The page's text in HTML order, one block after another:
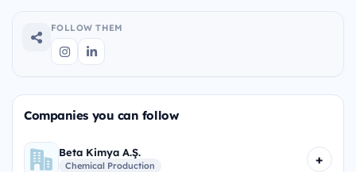
FOLLOW THEM
Companies you can follow
Beta Kimya A.Ş.
Chemical Production +